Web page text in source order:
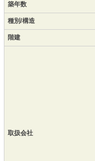
築年数
種別/構造
階建
取扱会社